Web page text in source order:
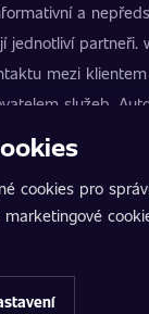
a
jednotliví partneři.
mezi
služeb.
Petra
na
vždy konkrétní
cookies pro